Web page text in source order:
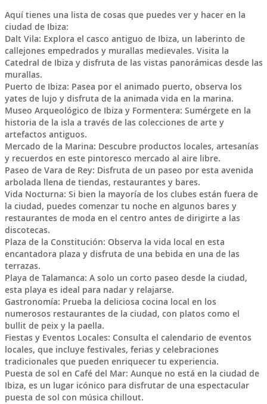
Aquí tienes una lista de cosas que puedes ver y hacer en la
ciudad de Ibiza:
Dalt Vila: Explora el casco antiguo de Ibiza, un laberinto de
callejones empedrados y murallas medievales. Visita la
Catedral de Ibiza y disfruta de las vistas panorámicas desde las
murallas.
Puerto de Ibiza: Pasea por el animado puerto, observa los
yates de lujo y disfruta de la animada vida en la marina.
Museo Arqueológico de Ibiza y Formentera: Sumérgete en la
historia de la isla a través de las colecciones de arte y
artefactos antiguos.
Mercado de la Marina: Descubre productos locales, artesanías
y recuerdos en este pintoresco mercado al aire libre.
Paseo de Vara de Rey: Disfruta de un paseo por esta avenida
arbolada llena de tiendas, restaurantes y bares.
Vida Nocturna: Si bien la mayoría de los clubes están fuera de
la ciudad, puedes comenzar tu noche en algunos bares y
restaurantes de moda en el centro antes de dirigirte a las
discotecas.
Plaza de la Constitución: Observa la vida local en esta
encantadora plaza y disfruta de una bebida en una de las
terrazas.
Playa de Talamanca: A solo un corto paseo desde la ciudad,
esta playa es ideal para nadar y relajarse.
Gastronomía: Prueba la deliciosa cocina local en los
numerosos restaurantes de la ciudad, con platos como el
bullit de peix y la paella.
Fiestas y Eventos Locales: Consulta el calendario de eventos
locales, que incluye festivales, ferias y celebraciones
tradicionales que pueden enriquecer tu experiencia.
Puesta de sol en Café del Mar: Aunque no está en la ciudad de
Ibiza, es un lugar icónico para disfrutar de una espectacular
puesta de sol con música chillout.